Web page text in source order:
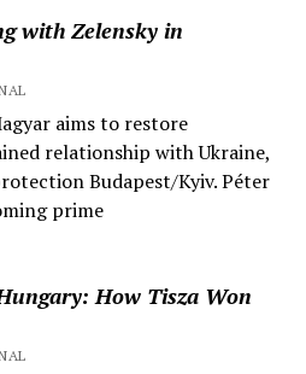
with Zelensky in
aims to restore
relationship with Ukraine,
Budapest/Kyiv. Péter
prime
How Tisza Won